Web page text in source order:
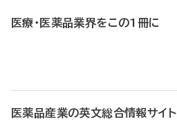
医療・医薬品業界をこの1冊に
医薬品産業の英文総合情報サイト